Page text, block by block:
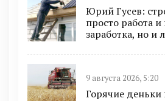
Юрий Гусев:
просто работа
заработка, но и
9 августа 2026, 5:20
Горячие деньки